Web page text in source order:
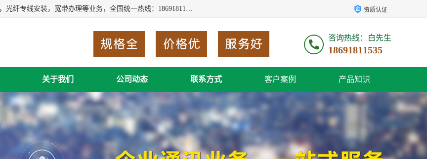
西安新城赛派通讯商行从事西安地区的联通，移动，电信宽带安装，光纤专线安装，宽带办理等业务，全国统一热线：18691811535。西安市新城区赛派通讯商行是一家专业通讯公司，欢迎新老客户来电咨询！ 资质认证
咨询热线：白先生
18691811535
关于我们 公司动态 联系方式 客户案例 产品知识